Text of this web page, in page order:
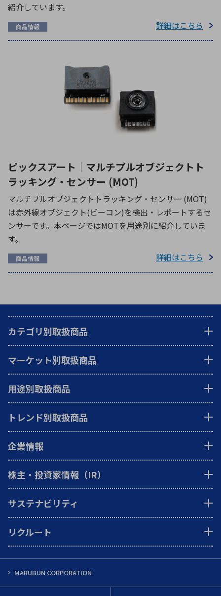
紹介しています。
商品情報 詳細はこちら
ピックスアート｜マルチプルオブジェクトト
ラッキング・センサー (MOT)
マルチプルオブジェクトトラッキング・センサー (MOT)
は赤外線オブジェクト(ビーコン)を検出・レポートするセ
ンサーです。本ページではMOTを用途別に紹介していま
す。
商品情報 詳細はこちら
カテゴリ別取扱商品
マーケット別取扱商品
用途別取扱商品
トレンド別取扱商品
企業情報
株主・投資家情報（IR）
サステナビリティ
リクルート
MARUBUN CORPORATION